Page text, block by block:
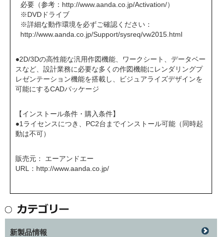
必要（参考： http://www.aanda.co.jp/Activation/）
※DVDドライブ
※詳細な動作環境を必ずご確認ください：
http://www.aanda.co.jp/Support/sysreq/vw2015.html
●2D/3Dの高性能な汎用作図機能、ワークシート、データベー
スなど、設計業務に必要な多くの作図機能にレンダリングプ
レゼンテーション機能を搭載し、ビジュアライズデザインを
可能にするCADパッケージ
【インストール条件・購入条件】
●1ライセンスにつき、PC2台までインストール可能（同時起
動は不可）
販売元： エーアンドエー
URL： http://www.aanda.co.jp/
新製品情報